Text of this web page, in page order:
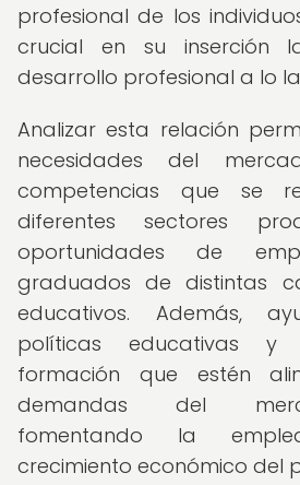
profesional de los
crucial en su inserción
desarrollo profesional a lo
Analizar esta relación
necesidades del
competencias que se
diferentes sectores
oportunidades de
graduados de distintas
educativos. Además,
políticas educativas y
formación que estén
demandas del
fomentando la
crecimiento económico del